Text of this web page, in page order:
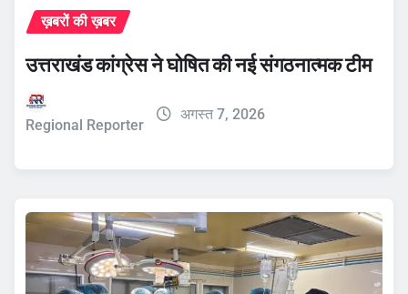
ख़बरों की ख़बर
उत्तराखंड कांग्रेस ने घोषित की नई संगठनात्मक टीम
Regional Reporter
अगस्त 7, 2026